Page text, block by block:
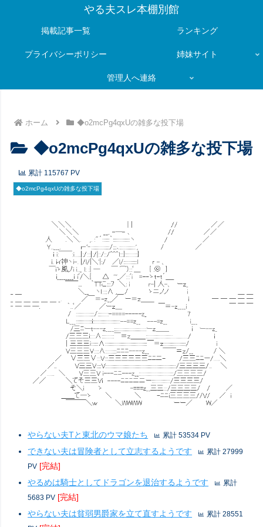
やる夫スレ本棚別館
掲載記事一覧 ランキング
プライバシーポリシー 姉妹サイト
管理人へ連絡
ホーム ◆o2mcPg4qxUの雑多な投下場
◆o2mcPg4qxUの雑多な投下場
累計 115767 PV
◆o2mcPg4qxUの雑多な投下場
やらない夫Tと東北のウマ娘たち 累計 53534PV
できない夫は冒険者として立志するようです 累計 27999
PV
やるめは騎士としてドラゴンを退治するようです 累計
5683 PV
やらない夫は貧弱男爵家を立て直すようです 累計 28551